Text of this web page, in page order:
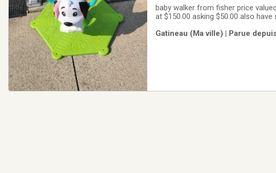
baby walker from fisher price valued at $70.00 new
at $150.00 asking $50.00 also
Gatineau (Ma ville) | Parue